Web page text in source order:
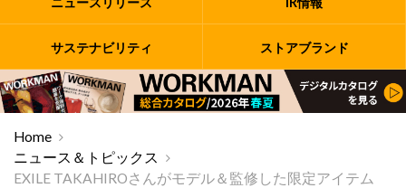
サステナビリティ ストアブランド
Home
ニュース＆トピックス
EXILE TAKAHIROさんがモデル＆監修した限定アイテム